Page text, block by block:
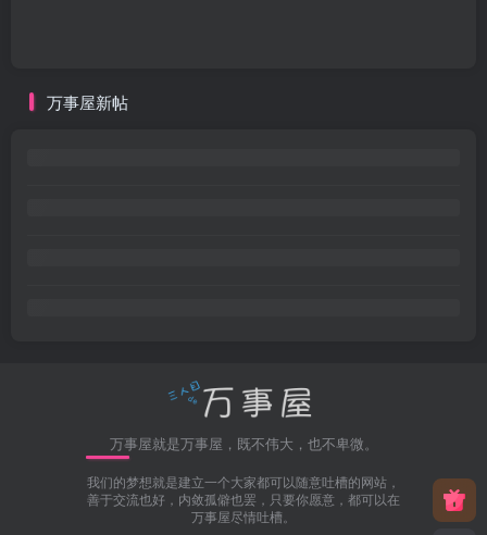
万事屋新帖
万事屋就是万事屋，既不伟大，也不卑微。
我们的梦想就是建立一个大家都可以随意吐槽的网站，
善于交流也好，内敛孤僻也罢，只要你愿意，都可以在
万事屋尽情吐槽。